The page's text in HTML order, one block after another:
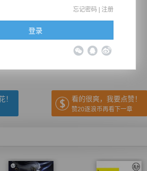
推荐在手机上阅读本书
下一章 快捷键→）
！ 看的很爽，我要点赞！
赞20逐浪币再看下一章
忘记密码 | 注册
登录